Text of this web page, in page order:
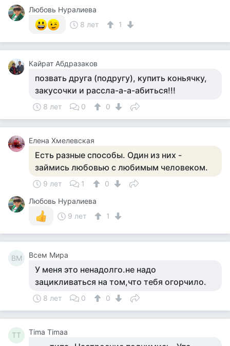
Любовь Нуралиева
8 лет
1
Кайрат Абдразаков
позвать друга (подругу), купить коньячку,
закусочки и рассла-а-а-абиться!!!
8 лет 0 0
Елена Хмелевская
Есть разные способы. Один из них -
займись любовью с любимым человеком.
9 лет 1
0
Любовь Нуралиева
9 лет
1
ВМ Всем Мира
У меня это ненадолго.не надо
зацикливаться на том,что тебя огорчило.
8 лет 0 0
TT Tima Timaa